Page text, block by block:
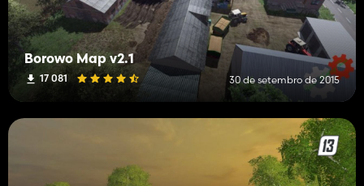
Borowo Map v2.1
17 081 30 de setembro de 2015